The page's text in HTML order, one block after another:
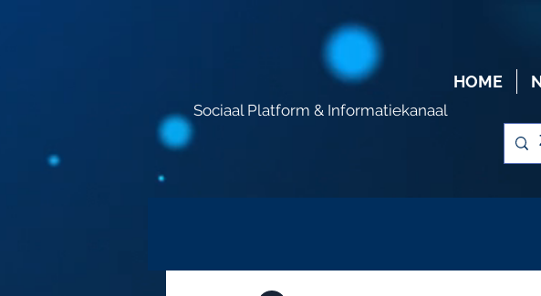
HOME
Sociaal Platform & Informatiekanaal